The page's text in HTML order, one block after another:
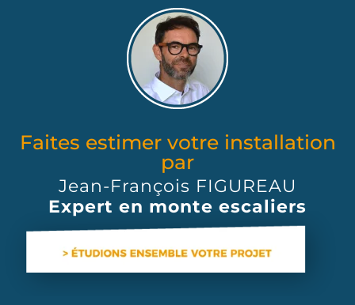
Faites estimer votre installation
par
Jean-François FIGUREAU
Expert en monte escaliers